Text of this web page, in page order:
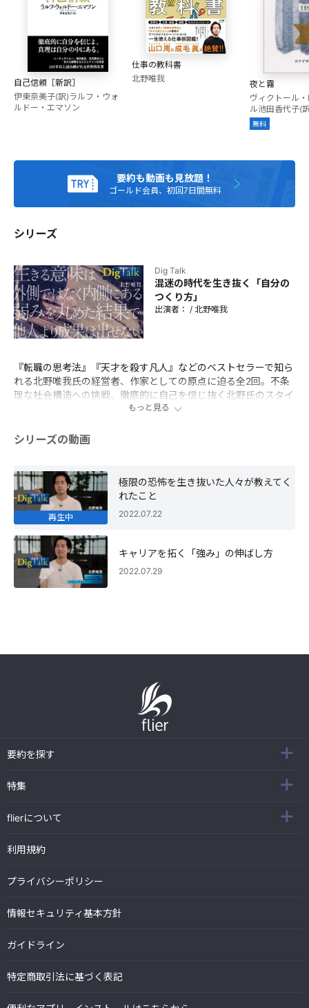
兵庫県出身。実業家・作家。博報堂、ボストンコンサルティ
ンググループなどを経験し、現在、ワンキャリア取締役とし
て、戦略領域・人事領域・広報クリエイティブ領域を統括。
また作家としても活動し、30歳のデビュー作『転職の思考
法』(ダイヤモンド社)が20万部、他に『天才を殺す凡人』(日
本経済新聞出版社)などで、著者累計40万部。 最新作に『仕
事の教科書 きびしい世界を生き抜く自分のつくりかた』(日本
自己信頼［新訳］
伊東奈美子(訳) ラルフ・ウォ
ルドー・エマソン
仕事の教科書
北野唯我
夜と霧
ヴィクトール
ル池田香代子(
無料
要約も動画も見放題！
ゴールド会員、初回7日間無料
シリーズ
Dig Talk
混迷の時代を生き抜く「自分の
つくり方」
出演者： / 北野唯我
『転職の思考法』『天才を殺す凡人』などのベストセラーで知ら
れる北野唯我氏の経営者、作家としての原点に迫る全2回。不条
理な社会構造への挑戦、徹底的に自己を信じ抜く北野氏のスタイ
ルを形作った２冊、ナチス・ドイツ強制収容所での極限の体験が
介。混迷の時代を生き抜くための自分のつくり方に迫る！
もっと見る
シリーズの動画
再生中
極限の恐怖を生き抜いた人々が教えてく
れたこと
2022.07.22
キャリアを拓く「強み」の伸ばし方
2022.07.29
要約を探す
特集
flierについて
利用規約
プライバシーポリシー
情報セキュリティ基本方針
ガイドライン
特定商取引法に基づく表記